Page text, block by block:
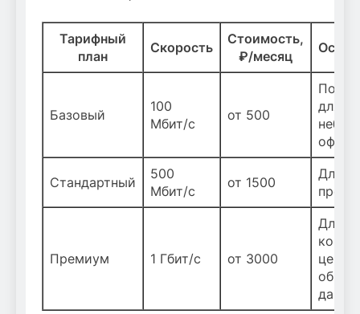
Тарифный
план
Скорость
Стоимость,
₽/месяц
Базовый
100
Мбит/с
от 500
для
Стандартный
500
Мбит/с
от 1500
Для
Премиум 1 Гбит/с от 3000
Для